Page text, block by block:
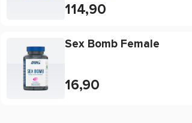
114,90
Sex Bomb Female
16,90